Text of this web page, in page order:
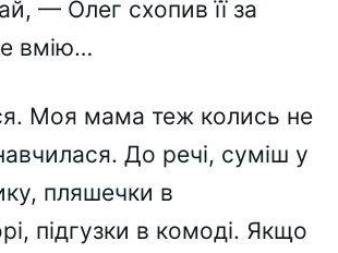
— Олег схопив її за
вмію…
Моя мама теж колись не
До речі, суміш у
пляшечки в
підгузки в комоді. Якщо